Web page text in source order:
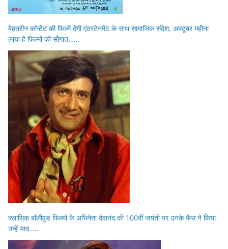
बेहतरीन कॉन्टेंट की फिल्में देंगी एंटरटेनमेंट के साथ सामाजिक संदेश, अक्टूबर महीना
लाया है फिल्मों की सौगात……
क्लासिक बॉलीवुड फिल्मों के अभिनेता देवानंद की 100वीं जयंती पर उनके फैंस ने किया
उन्हें याद…..